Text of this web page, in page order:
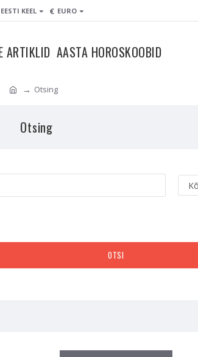
EESTI KEEL € EURO
ARTIKLID AASTA HOROSKOOBID
Otsing
Otsing
OTSI